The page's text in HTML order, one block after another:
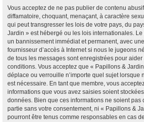
Vous acceptez de ne pas publier de contenu
diffamatoire, choquant, menaçant, à caractère
qui peut transgresser les lois de votre pays, du
Jardin » est hébergé ou les lois internationales.
un bannissement immédiat et permanent, avec
fournisseur d’accès à Internet si nous le jugeons
de tous les messages sont enregistrées pour
conditions. Vous acceptez que « Papillons &
déplace ou verrouille n’importe quel sujet lorsque
est nécessaire. En tant que membre, vous
informations que vous avez saisies soient
données. Bien que ces informations ne soient pas
partie sans votre consentement, ni « Papillons &
pourront être tenus comme responsables en cas